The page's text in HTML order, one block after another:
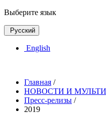
Выберите язык
Русский
English
Главная /
НОВОСТИ И
Пресс-релизы /
2019